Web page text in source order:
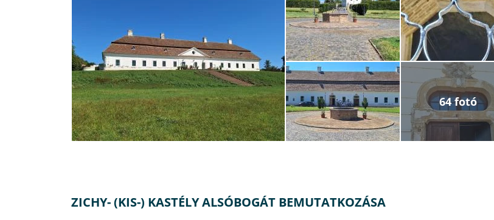
64 fotó
ZICHY- (KIS-) KASTÉLY ALSÓBOGÁT BEMUTATKOZÁSA